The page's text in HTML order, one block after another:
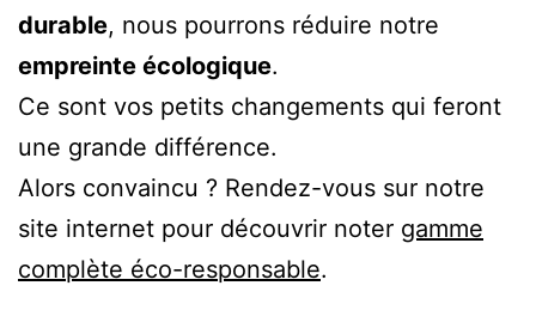
durable, nous pourrons réduire notre
empreinte écologique.
Ce sont vos petits changements qui feront
une grande différence.
Alors convaincu ? Rendez-vous sur notre
site internet pour découvrir noter gamme
complète éco-responsable.